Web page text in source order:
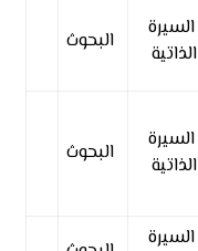
السيرة
الذاتية
البحوث
السيرة
الذاتية
البحوث
السيرة